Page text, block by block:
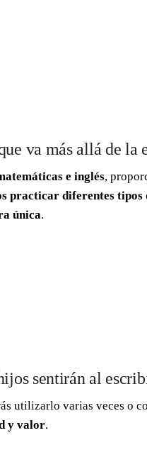
va más allá de la
e inglés,
practicar diferentes tipos
única.
sentirán al
utilizarlo varias veces o
y valor.